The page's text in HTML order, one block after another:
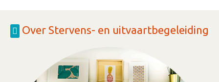
Over Stervens- en uitvaartbegeleiding